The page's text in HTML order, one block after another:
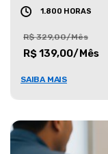
1.800 HORAS
R$ 329,00/Mês
R$ 139,00/Mês
SAIBA MAIS